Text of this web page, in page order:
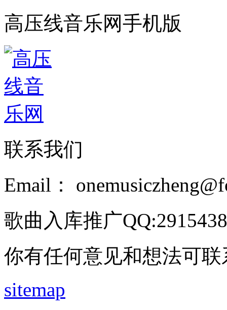
高压线音乐网手机版
联系我们
Email：
歌曲入库推广
你有任何意见和想法可
sitemap